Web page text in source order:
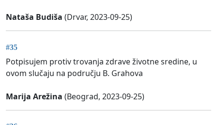
Nataša Budiša (Drvar, 2023-09-25)
#35
Potpisujem protiv trovanja zdrave životne sredine, u
ovom slučaju na području B. Grahova
Marija Arežina (Beograd, 2023-09-25)